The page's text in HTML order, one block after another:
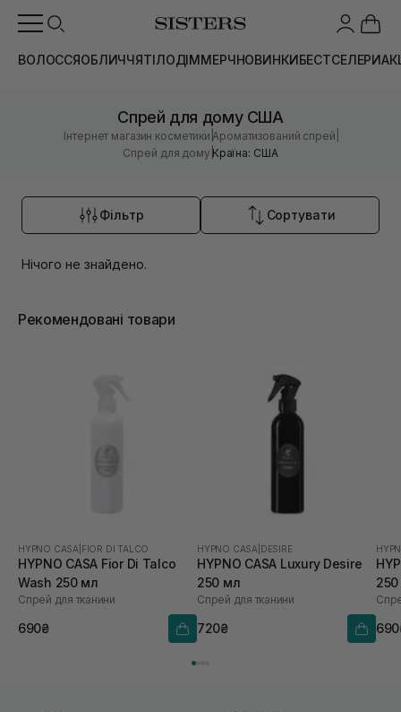
ВОЛОССЯОБЛИЧЧЯТІЛОДІММЕРЧНОВИНКИБЕСТСЕЛЕРИ
Спрей для дому США
Інтернет магазин косметики |Ароматизований спрей
Спрей для дому |Країна: США
Фільтр Сортувати
Нічого не знайдено.
Рекомендовані товари
HYPNO CASA FIOR DI TALCO
HYPNO CASA Fior Di Talco
Wash 250 мл
Спрей для тканини
690₴
HYPNO CASA DESIRE
HYPNO CASA Luxury Desire
250 мл
Спрей для тканини
720₴